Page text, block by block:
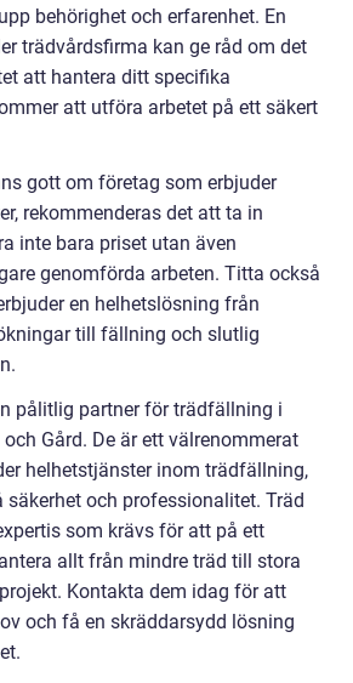
behörighet och erfarenhet. En
trädvårdsfirma kan ge råd om det
att hantera ditt specifika
att utföra arbetet på ett säkert
gott om företag som erbjuder
rekommenderas det att ta in
inte bara priset utan även
genomförda arbeten. Titta också
en helhetslösning från
till fällning och slutlig
pålitlig partner för trädfällning i
och Gård. De är ett välrenommerat
helhetstjänster inom trädfällning,
och professionalitet. Träd
som krävs för att på ett
allt från mindre träd till stora
Kontakta dem idag för att
och få en skräddarsydd lösning